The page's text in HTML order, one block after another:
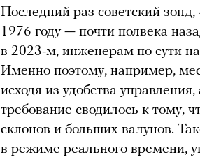
Последний раз советский
1976 году — почти полвека
в 2023-м, инженерам по сути
Именно поэтому, например,
исходя из удобства
требование сводилось к тому,
склонов и больших валунов.
в режиме реального времени,